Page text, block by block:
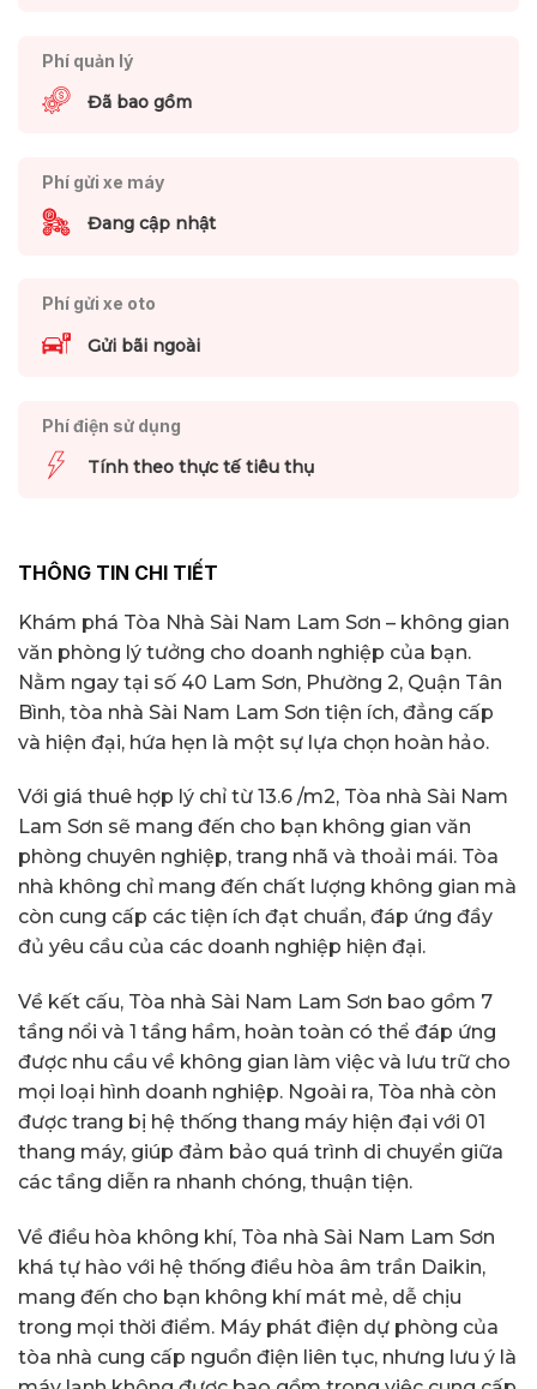
Phí quản lý
Đã bao gồm
Phí gửi xe máy
Đang cập nhật
Phí gửi xe oto
Gửi bãi ngoài
Phí điện sử dụng
Tính theo thực tế tiêu thụ
THÔNG TIN CHI TIẾT
Khám phá Tòa Nhà Sài Nam Lam Sơn – không gian
văn phòng lý tưởng cho doanh nghiệp của bạn.
Nằm ngay tại số 40 Lam Sơn, Phường 2, Quận Tân
Bình, tòa nhà Sài Nam Lam Sơn tiện ích, đẳng cấp
và hiện đại, hứa hẹn là một sự lựa chọn hoàn hảo.
Với giá thuê hợp lý chỉ từ 13.6 /m2, Tòa nhà Sài Nam
Lam Sơn sẽ mang đến cho bạn không gian văn
phòng chuyên nghiệp, trang nhã và thoải mái. Tòa
nhà không chỉ mang đến chất lượng không gian mà
còn cung cấp các tiện ích đạt chuẩn, đáp ứng đầy
đủ yêu cầu của các doanh nghiệp hiện đại.
Về kết cấu, Tòa nhà Sài Nam Lam Sơn bao gồm 7
tầng nổi và 1 tầng hầm, hoàn toàn có thể đáp ứng
được nhu cầu về không gian làm việc và lưu trữ cho
mọi loại hình doanh nghiệp. Ngoài ra, Tòa nhà còn
được trang bị hệ thống thang máy hiện đại với 01
thang máy, giúp đảm bảo quá trình di chuyển giữa
các tầng diễn ra nhanh chóng, thuận tiện.
Về điều hòa không khí, Tòa nhà Sài Nam Lam Sơn
khá tự hào với hệ thống điều hòa âm trần Daikin,
mang đến cho bạn không khí mát mẻ, dễ chịu
trong mọi thời điểm. Máy phát điện dự phòng của
tòa nhà cung cấp nguồn điện liên tục, nhưng lưu ý là